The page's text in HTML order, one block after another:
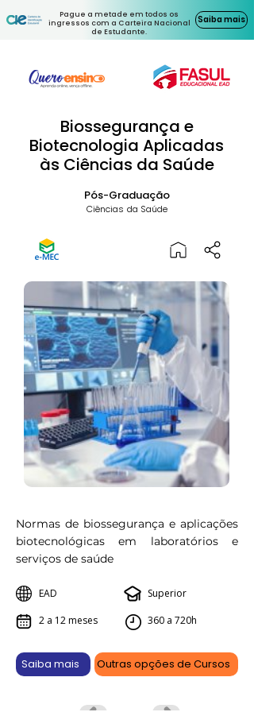
Pague a metade em todos os
ingressos com a Carteira Nacional
de Estudante.
Saiba mais
Biossegurança e
Biotecnologia Aplicadas
às Ciências da Saúde
Pós-Graduação
Ciências da Saúde
Normas de biossegurança e aplicações
biotecnológicas em laboratórios e
serviços de saúde
EAD
2 a 12 meses
Superior
360 a 720h
Saiba mais Outras opções de Cursos